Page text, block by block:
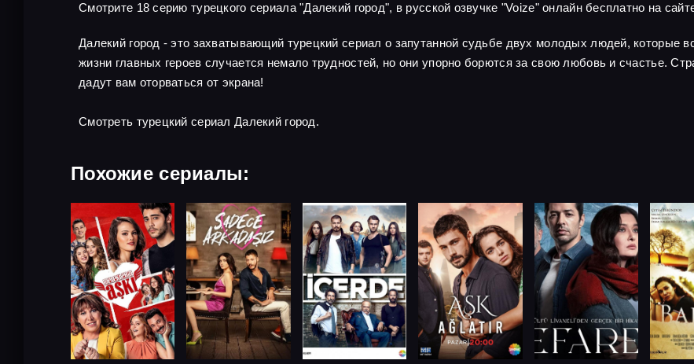
Смотрите 18 серию турецкого сериала "Далекий город", в русской озвучке "Voize" онлайн бесплатно на
Далекий город - это захватывающий турецкий сериал о запутанной судьбе двух молодых людей, которые
жизни главных героев случается немало трудностей, но они упорно борются за свою любовь и счастье.
дадут вам оторваться от экрана!
Смотреть турецкий сериал Далекий город.
Похожие сериалы: